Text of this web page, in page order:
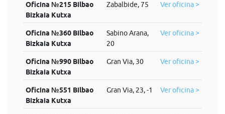
Oficina №215 Bilbao
Bizkaia Kutxa
Zabalbide, 75 Ver oficina >
Oficina №360 Bilbao
Bizkaia Kutxa
Sabino Arana,
20
Ver oficina >
Oficina №990 Bilbao
Bizkaia Kutxa
Gran Via, 30 Ver oficina >
Oficina №551 Bilbao
Bizkaia Kutxa
Gran Via, 23, -1 Ver oficina >